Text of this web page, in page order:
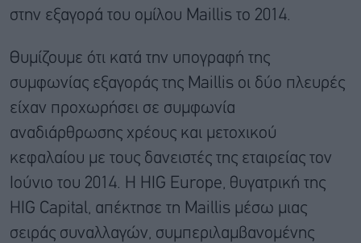
στην εξαγορά του ομίλου Maillis το 2014.
Θυμίζουμε ότι κατά την υπογραφή της
συμφωνίας εξαγοράς της Maillis οι δύο πλευρές
είχαν προχωρήσει σε συμφωνία
αναδιάρθρωσης χρέους και μετοχικού
κεφαλαίου με τους δανειστές της εταιρείας τον
Ιούνιο του 2014. Η HIG Europe, θυγατρική της
HIG Capital, απέκτησε τη Maillis μέσω μιας
σειράς συναλλαγών, συμπεριλαμβανομένης